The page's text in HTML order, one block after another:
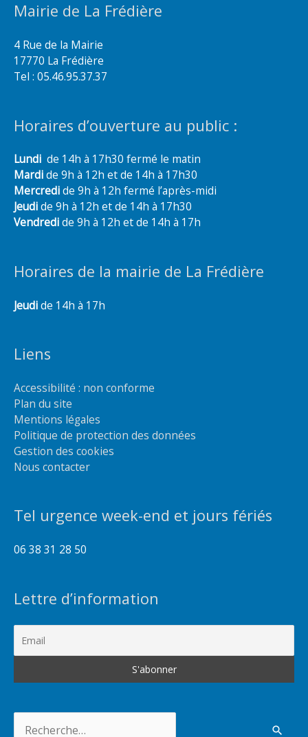
Mairie de La Frédière
4 Rue de la Mairie
17770 La Frédière
Tel : 05.46.95.37.37
Horaires d’ouverture au public :
Lundi de 14h à 17h30 fermé le matin
Mardide 9h à 12h et de 14h à 17h30
Mercredide 9h à 12h fermé l’après-midi
Jeudide 9h à 12h et de 14h à 17h30
Vendredide 9h à 12h et de 14h à 17h
Horaires de la mairie de La Frédière
Jeudide 14h à 17h
Liens
Accessibilité : non conforme
Plan du site
Mentions légales
Politique de protection des données
Gestion des cookies
Nous contacter
Tel urgence week-end et jours fériés
06 38 31 28 50
Lettre d’information